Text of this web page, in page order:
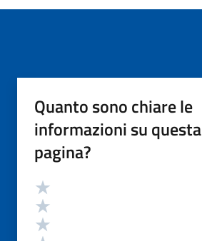
Quanto sono chiare le
informazioni su questa
pagina?
Valutazione